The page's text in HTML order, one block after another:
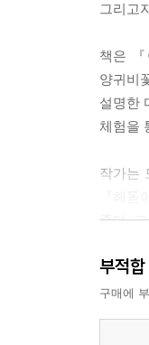
그리고
책은
양귀비
설명한
체험을
작가는
준다.
모네와
체험을
부적
구매에